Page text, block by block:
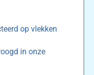
op vlekken
in onze